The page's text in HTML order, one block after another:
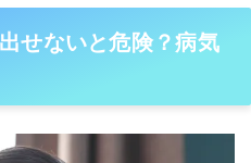
せないと危険？病気